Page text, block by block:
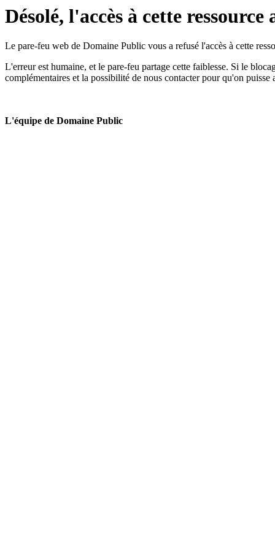
Désolé, l'accès à cette ressource
Le pare-feu web de Domaine Public vous a refusé l'accès à cette
L'erreur est humaine, et le pare-feu partage cette faiblesse. Si le
complémentaires et la possibilité de nous contacter pour qu'on puisse
L'équipe de Domaine Public